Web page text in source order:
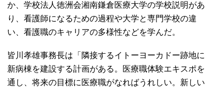
か、学校法人徳洲会湘南鎌倉医療大学の学校説明があ
り、看護師になるための過程や大学と専門学校の違
い、看護職のキャリアの多様性などを学んだ。
皆川孝雄事務長は「隣接するイトーヨーカドー跡地に
新病棟を建設する計画がある。医療職体験エキスポを
通し、将来の目標に医療職がなればうれしい。新しい